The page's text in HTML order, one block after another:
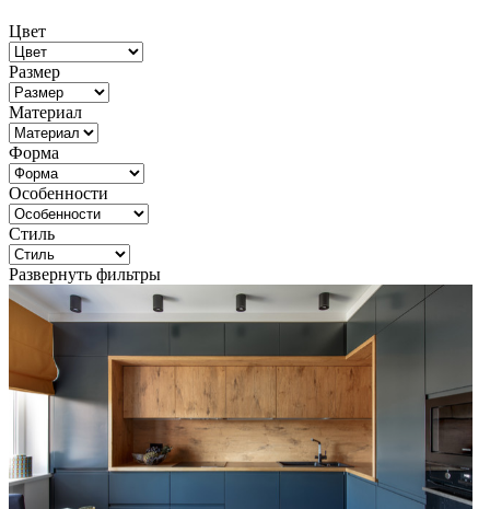
Цвет
Размер
Материал
Форма
Особенности
Стиль
Развернуть фильтры